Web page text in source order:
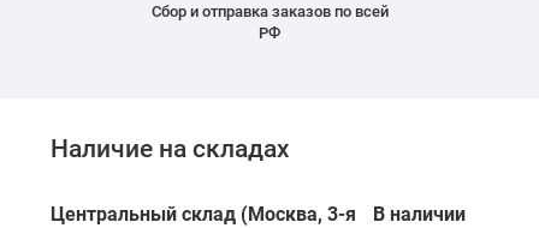
Сбор и отправка заказов по всей
РФ
Наличие на складах
Центральный склад (Москва, 3-я
В наличии